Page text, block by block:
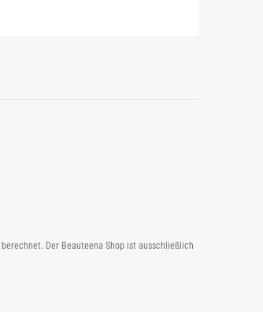
Der Beauteena Shop ist ausschließlich